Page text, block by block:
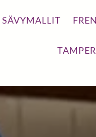
SÄVYMALLIT